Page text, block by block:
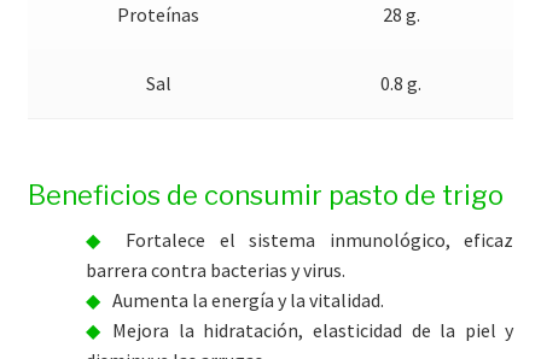
Proteínas 28 g.
Sal 0.8 g.
Beneficios de consumir pasto de trigo
Fortalece el sistema inmunológico, eficaz
barrera contra bacterias y virus.
Aumenta la energía y la vitalidad.
Mejora la hidratación, elasticidad de la piel y